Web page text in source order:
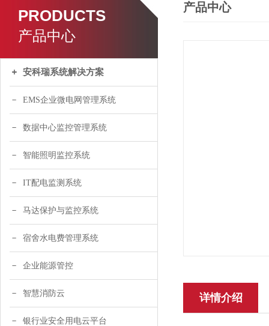
PRODUCTS
产品中心
安科瑞系统解决方案
EMS企业微电网管理系统
数据中心监控管理系统
智能照明监控系统
IT配电监测系统
马达保护与监控系统
宿舍水电费管理系统
企业能源管控
智慧消防云
银行业安全用电云平台
产品中心
详情介绍